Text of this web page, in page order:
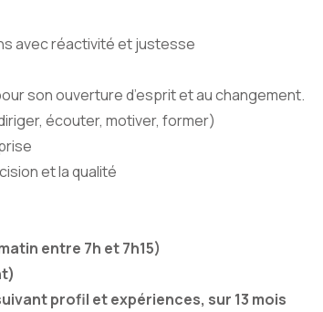
avec réactivité et justesse
son ouverture d’esprit et au changement.
écouter, motiver, former)
et la qualité
entre 7h et 7h15)
profil et expériences, sur 13 mois